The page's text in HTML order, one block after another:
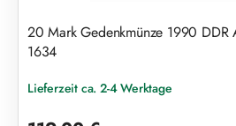
20 Mark Gedenkmünze 1990 DDR A. Schlüter Jaeger-Nr.
1634
Lieferzeit ca. 2-4 Werktage